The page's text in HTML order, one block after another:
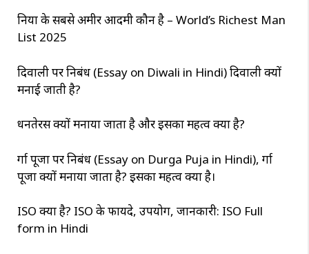
दुनिया के सबसे अमीर आदमी कौन है – World’s Richest Man
List 2025
दिवाली पर निबंध (Essay on Diwali in Hindi) दिवाली क्यों
मनाई जाती है?
धनतेरस क्यों मनाया जाता है और इसका महत्व क्या है?
दुर्गा पूजा पर निबंध (Essay on Durga Puja in Hindi), दुर्गा
पूजा क्यों मनाया जाता है? इसका महत्व क्या है।
ISO क्या है? ISO के फायदे, उपयोग, जानकारी: ISO Full
form in Hindi